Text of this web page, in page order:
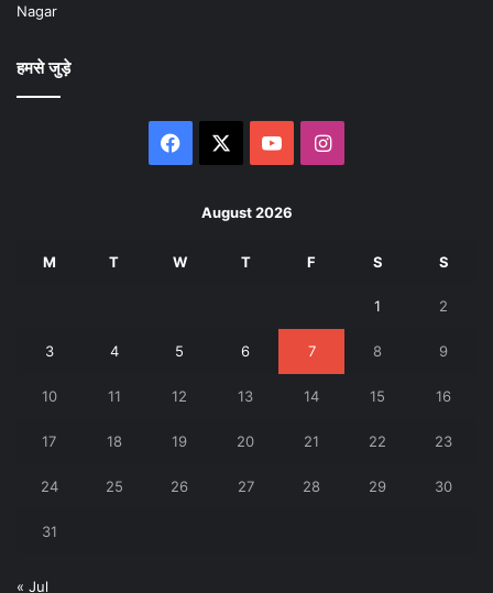
Nagar
हमसे जुड़े
Facebook YouTubeInstagram
August 2026
M T W T F S S
1 2
3 4 5 6 7 8 9
10 11 12 13 14 15 16
17 18 19 20 21 22 23
24 25 26 27 28 29 30
31
« Jul